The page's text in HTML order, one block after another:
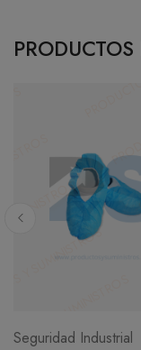
PRODUCTOS
Seguridad Industrial